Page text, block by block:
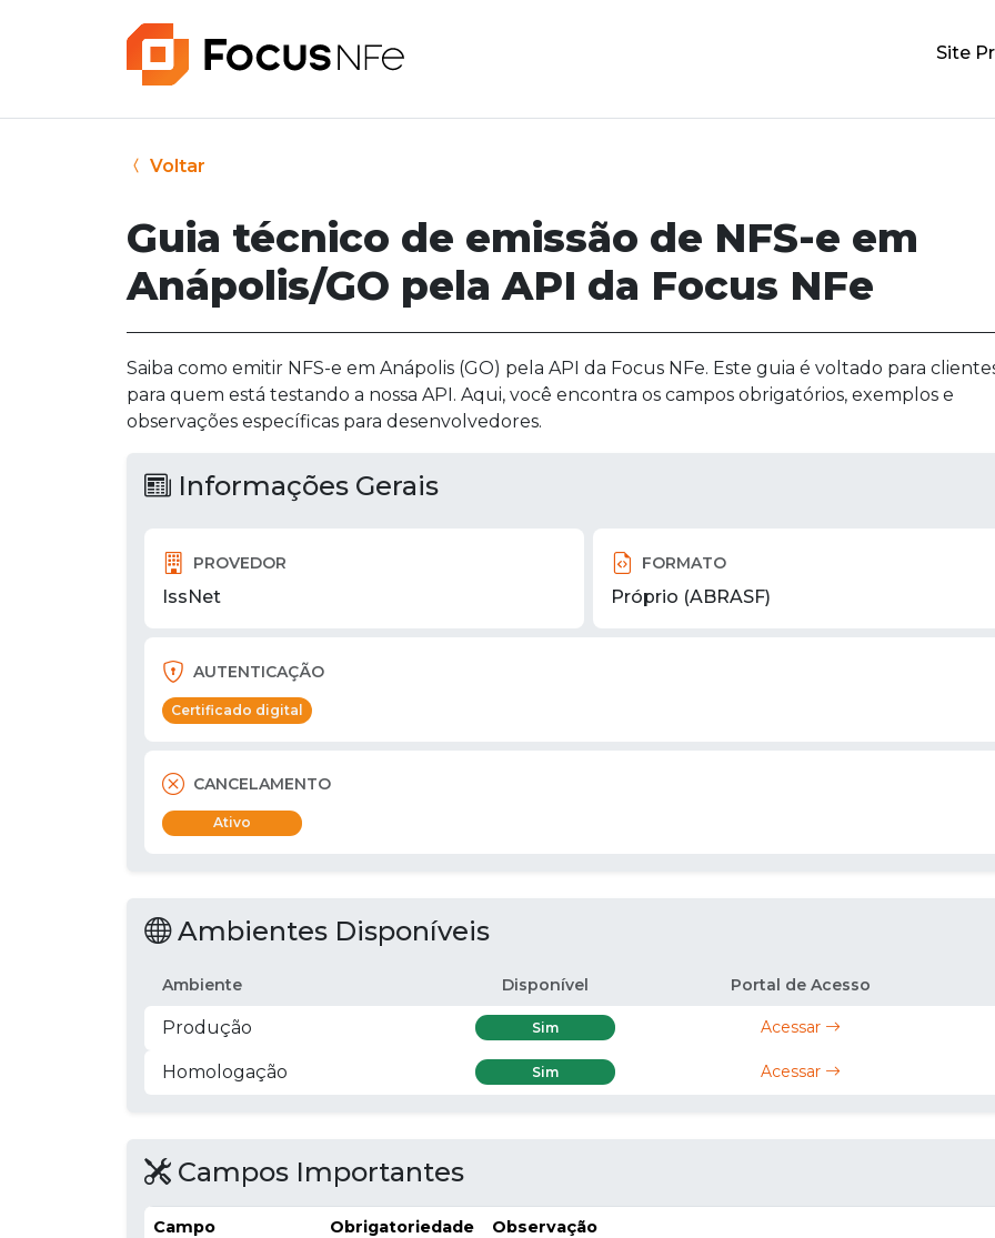
Site
Voltar
Guia técnico de emissão de NFS-e em
Anápolis/GO pela API da Focus NFe
Saiba como emitir NFS-e em Anápolis (GO) pela API da Focus NFe. Este guia é voltado para
para quem está testando a nossa API. Aqui, você encontra os campos obrigatórios, exemplos e
observações específicas para desenvolvedores.
Informações Gerais
PROVEDOR
IssNet
FORMATO
Próprio (ABRASF)
AUTENTICAÇÃO
Certificado digital
CANCELAMENTO
Ativo
Ambientes Disponíveis
Ambiente Disponível Portal de Acesso
Produção Sim Acessar
Homologação Sim Acessar
Campos Importantes
Campo Obrigatoriedade Observação